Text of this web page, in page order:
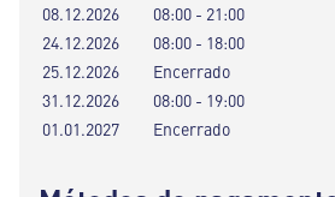
08.12.2026
08:00 - 21:00
24.12.2026
08:00 - 18:00
25.12.2026
Encerrado
31.12.2026
08:00 - 19:00
01.01.2027
Encerrado